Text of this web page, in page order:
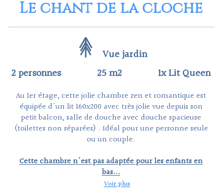
Le chant de la cloche
Vue jardin
2 personnes
25 m2 1x Lit Queen
Au 1er étage, cette jolie chambre zen et romantique est
équipée d'un lit 160x200 avec très jolie vue depuis son
petit balcon, salle de douche avec douche spacieuse
(toilettes non séparées) . Idéal pour une personne seule
ou un couple.
Cette chambre n'est pas adaptée pour les enfants en
bas...
Voir plus